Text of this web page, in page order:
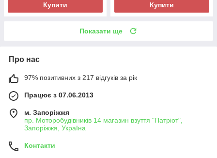
Купити Купити
Показати ще
Про нас
97% позитивних з 217 відгуків за рік
Працює з 07.06.2013
м. Запоріжжя
пр. Моторобудівників 14 магазин взуття "Патріот",
Запоріжжя, Україна
Контакти